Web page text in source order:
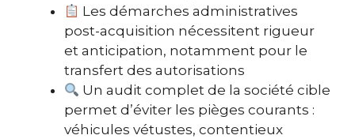
Les démarches administratives
post-acquisition nécessitent rigueur
et anticipation, notamment pour le
transfert des autorisations
Un audit complet de la société cible
permet d’éviter les pièges courants :
véhicules vétustes, contentieux